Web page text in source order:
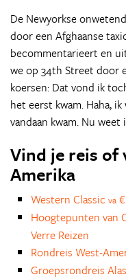
De Newyorkse
door een Afghaanse
becommentarieert en
we op 34th Street door
koersen: Dat vond ik
het eerst kwam. Haha,
vandaan kwam. Nu
Vind je reis of
Amerika
Western Classic va
Hoogtepunten van
Verre Reizen
Rondreis West-
Groepsrondreis